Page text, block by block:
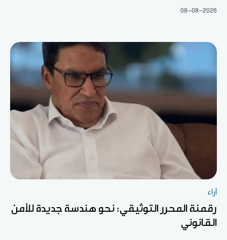
08-08-2026
آراء
رقمنة المحرر التوثيقي: نحو هندسة جديدة للأمن
القانوني